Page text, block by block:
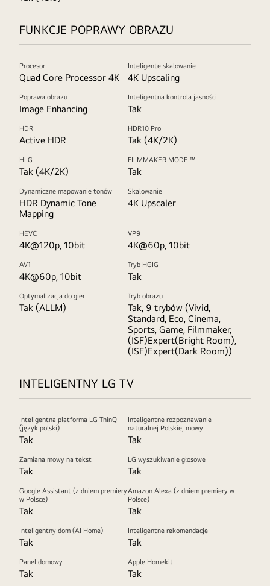
FUNKCJE POPRAWY OBRAZU
Procesor
Quad Core Processor 4K
Inteligente skalowanie
4K Upscaling
Poprawa obrazu
Image Enhancing
Inteligentna kontrola jasności
Tak
HDR
Active HDR
HDR10 Pro
Tak (4K/2K)
HLG
Tak (4K/2K)
FILMMAKER MODE ™
Tak
Dynamiczne mapowanie tonów
HDR Dynamic Tone
Mapping
Skalowanie
4K Upscaler
HEVC
4K@120p, 10bit
VP9
4K@60p, 10bit
AV1
4K@60p, 10bit
Tryb HGIG
Tak
Optymalizacja do gier
Tak (ALLM)
Tryb obrazu
Tak, 9 trybów (Vivid,
Standard, Eco, Cinema,
Sports, Game, Filmmaker,
(ISF)Expert(Bright Room),
(ISF)Expert(Dark Room))
INTELIGENTNY LG TV
Inteligentna platforma LG ThinQ
(język polski)
Tak
Inteligentne rozpoznawanie
naturalnej Polskiej mowy
Tak
Zamiana mowy na tekst
Tak
LG wyszukiwanie głosowe
Tak
Google Assistant (z dniem premiery
w Polsce)
Tak
Amazon Alexa (z dniem premiery w
Polsce)
Tak
Inteligentny dom (AI Home)
Tak
Inteligentne rekomendacje
Tak
Panel domowy
Tak
Apple Homekit
Tak